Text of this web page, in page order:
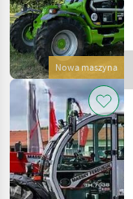
Nowa maszyna